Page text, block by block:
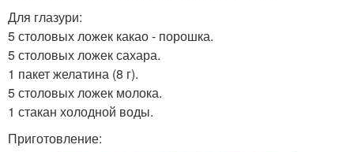
Для глазури:
5 столовых ложек какао - порошка.
5 столовых ложек сахара.
1 пакет желатина (8 г).
5 столовых ложек молока.
1 стакан холодной воды.
Приготовление: